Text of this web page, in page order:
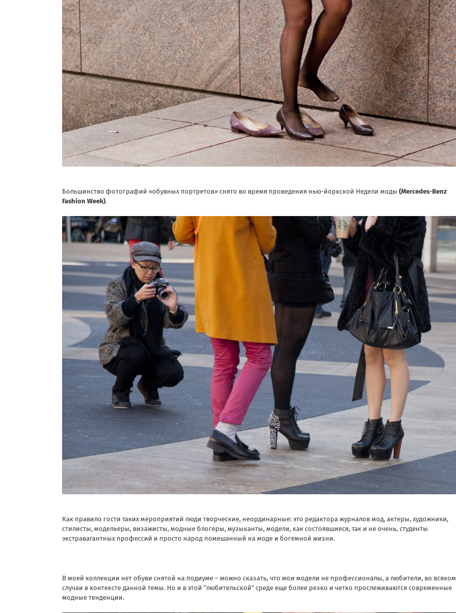
Большинство фотографий «обувных портретов» снято во время проведения нью-йоркской Недели моды (Mercedes-Benz
Fashion Week).
Как правило гости таких мероприятий люди творческие, неординарные: это редактора журналов мод, актеры, художники,
стилисты, модельеры, визажисты, модные блогеры, музыканты, модели, как состоявшиеся, так и не очень, студенты
экстравагантных профессий и просто народ помешанный на моде и богемной жизни.
В моей коллекции нет обуви снятой на подиуме – можно сказать, что мои модели не профессионалы, а любители, во всяком
случаи в контексте данной темы. Но и в этой “любительской” среде еще более резко и четко прослеживаются современные
модные тенденции.